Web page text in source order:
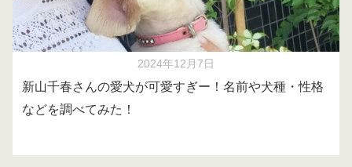
2024年12月7日
新山千春さんの愛犬が可愛すぎー！名前や犬種・性格
などを調べてみた！